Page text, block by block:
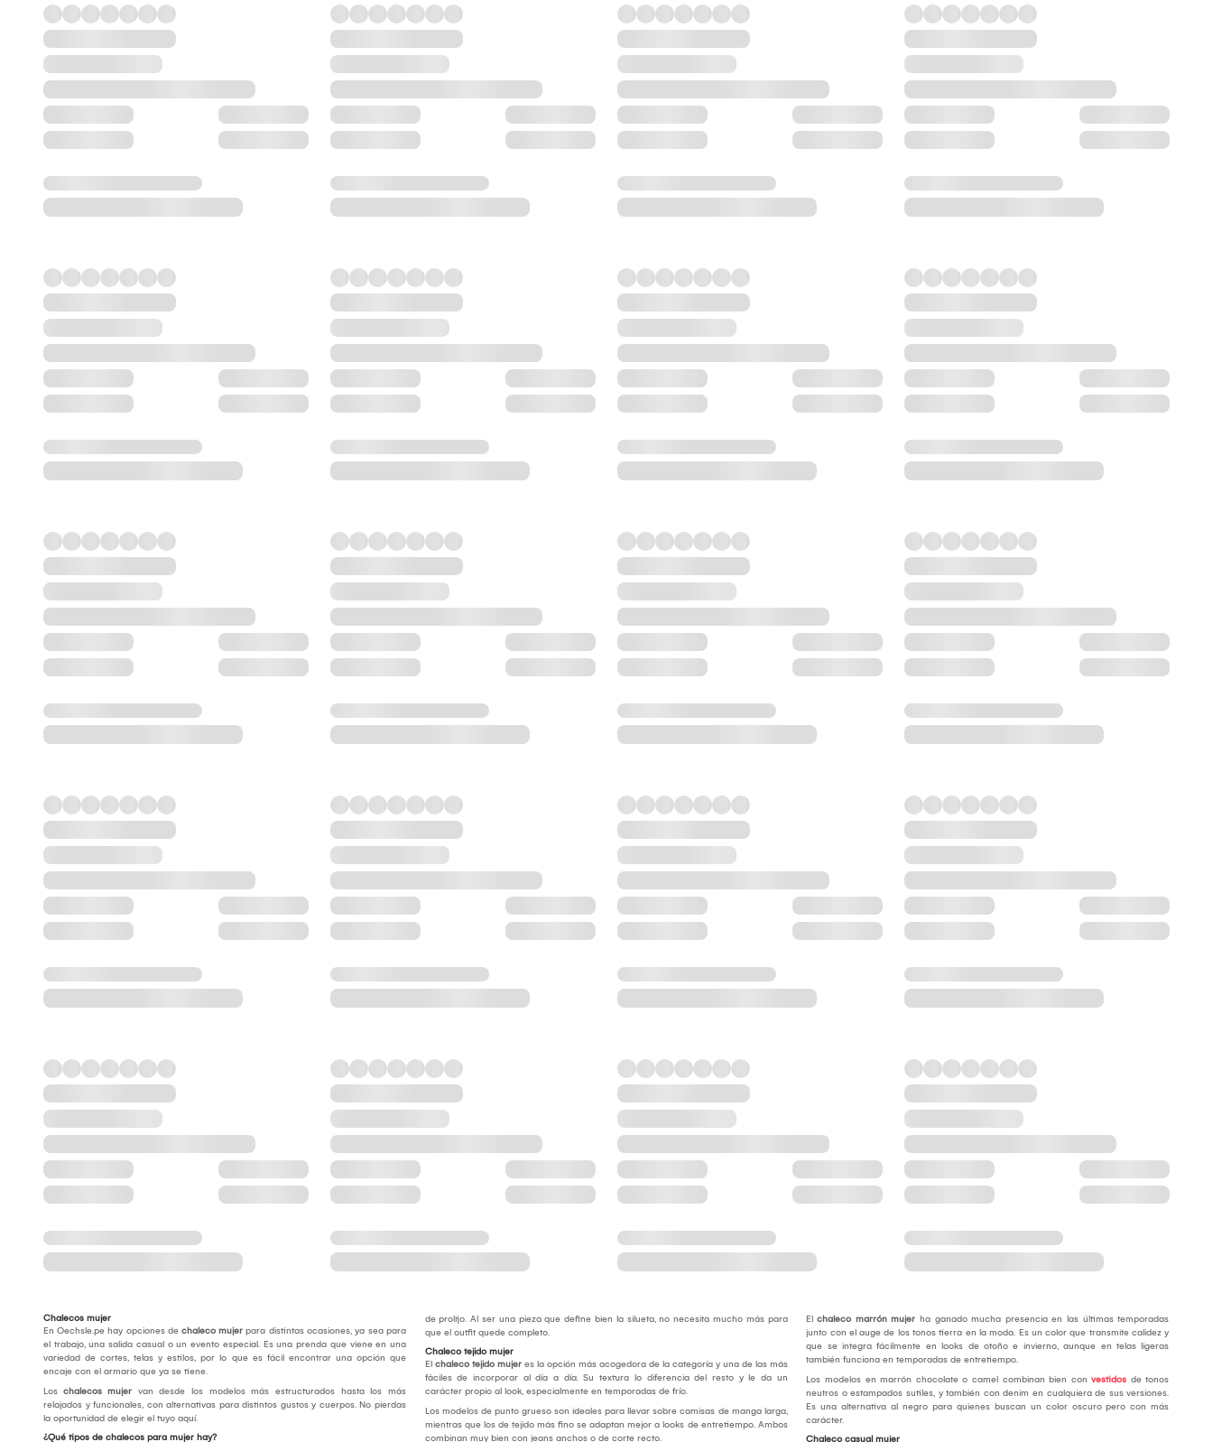
Chalecos mujer
En Oechsle.pe hay opciones de chaleco mujer para distintas ocasiones, ya sea para
el trabajo, una salida casual o un evento especial. Es una prenda que viene en una
variedad de cortes, telas y estilos, por lo que es fácil encontrar una opción que
encaje con el armario que ya se tiene.
Los chalecos mujer van desde los modelos más estructurados hasta los más
relajados y funcionales, con alternativas para distintos gustos y cuerpos. No pierdas
la oportunidad de elegir el tuyo aquí.
¿Qué tipos de chalecos para mujer hay?
de prolijo. Al ser una pieza que define bien la silueta, no necesita mucho más para
que el outfit quede completo.
Chaleco tejido mujer
El chaleco tejido mujeres la opción más acogedora de la categoría y una de las más
fáciles de incorporar al día a día. Su textura lo diferencia del resto y le da un
carácter propio al look, especialmente en temporadas de frío.
Los modelos de punto grueso son ideales para llevar sobre camisas de manga larga,
mientras que los de tejido más fino se adaptan mejor a looks de entretiempo. Ambos
combinan muy bien con jeans anchos o de corte recto.
Elchaleco marrón mujer ha ganado mucha presencia en las últimas temporadas
junto con el auge de los tonos tierra en la moda. Es un color que transmite calidez y
que se integra fácilmente en looks de otoño e invierno, aunque en telas ligeras
también funciona en temporadas de entretiempo.
Los modelos en marrón chocolate o camel combinan bien convestidos de tonos
neutros o estampados sutiles, y también con denim en cualquiera de sus versiones.
Es una alternativa al negro para quienes buscan un color oscuro pero con más
carácter.
Chaleco casual mujer